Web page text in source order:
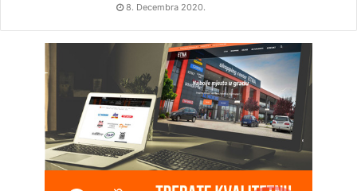
8. Decembra 2020.